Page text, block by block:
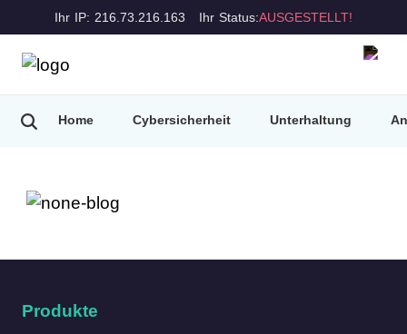
Ihr IP: 216.73.216.163 Ihr Status:AUSGESTELLT!
Home Cybersicherheit Unterhaltung
Produkte